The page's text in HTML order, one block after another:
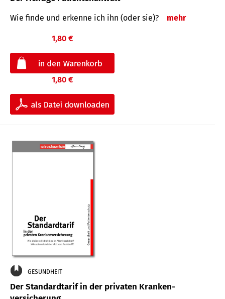
Wie finde und erkenne ich ihn (oder sie)? mehr
1,80 €
1,80 €
GESUNDHEIT
Der Standard­tarif in der privaten Kranken­